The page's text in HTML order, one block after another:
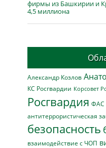
фирмы из Башкирии и
4,5 миллиона
Александр Козлов
КС Росгвардии Корсовет
Росгвардия ФАС
антитеррористическая
безопасность
взаимодействие с ЧОП